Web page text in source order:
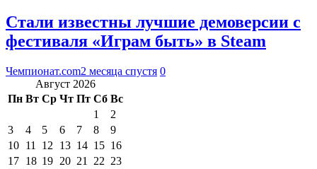
Стали известны лучшие демоверсии с
фестиваля «Играм быть» в Steam
Чемпионат.com2 месяца спустя 0
Август 2026
Пн Вт Ср Чт Пт Сб Вс
1
2
3
4 5 6 7 8
9
10 11 12 13 14 15 16
17 18 19 20 21 22 23